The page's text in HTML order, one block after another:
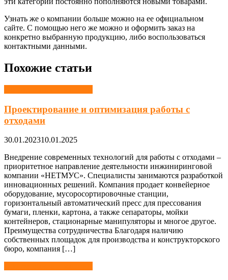
Узнать же о компании больше можно на ее официальном
сайте. С помощью него же можно и оформить заказ на
конкретно выбранную продукцию, либо воспользоваться
контактными данными.
Похожие статьи
Проектирование и оптимизация работы с
отходами
30.01.202310.01.2025
Внедрение современных технологий для работы с отходами –
приоритетное направление деятельности инжиниринговой
компании «НЕТМУС». Специалисты занимаются разработкой
инновационных решений. Компания продает конвейерное
оборудование, мусоросортировочные станции,
горизонтальный автоматический пресс для прессования
бумаги, пленки, картона, а также сепараторы, мойки
контейнеров, стационарные манипуляторы и многое другое.
Преимущества сотрудничества Благодаря наличию
собственных площадок для производства и конструкторского
бюро, компания […]